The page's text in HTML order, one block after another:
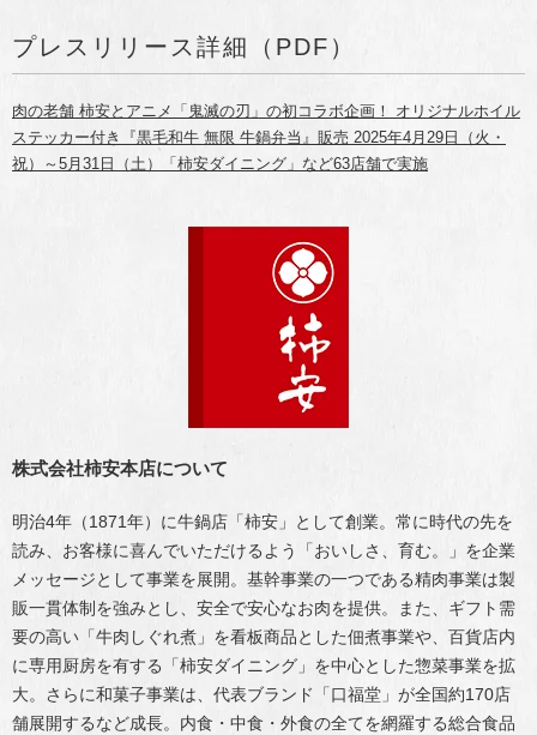
プレスリリース詳細（PDF）
肉の老舗 柿安とアニメ「鬼滅の刃」の初コラボ企画！ オリジナルホイル
ステッカー付き『黒毛和牛 無限 牛鍋弁当』販売 2025年4月29日（火・
祝）～5月31日（土）「柿安ダイニング」など63店舗で実施
株式会社柿安本店について
明治4年（1871年）に牛鍋店「柿安」として創業。常に時代の先を
読み、お客様に喜んでいただけるよう「おいしさ、育む。」を企業
メッセージとして事業を展開。基幹事業の一つである精肉事業は製
販一貫体制を強みとし、安全で安心なお肉を提供。また、ギフト需
要の高い「牛肉しぐれ煮」を看板商品とした佃煮事業や、百貨店内
に専用厨房を有する「柿安ダイニング」を中心とした惣菜事業を拡
大。さらに和菓子事業は、代表ブランド「口福堂」が全国約170店
舗展開するなど成長。内食・中食・外食の全てを網羅する総合食品